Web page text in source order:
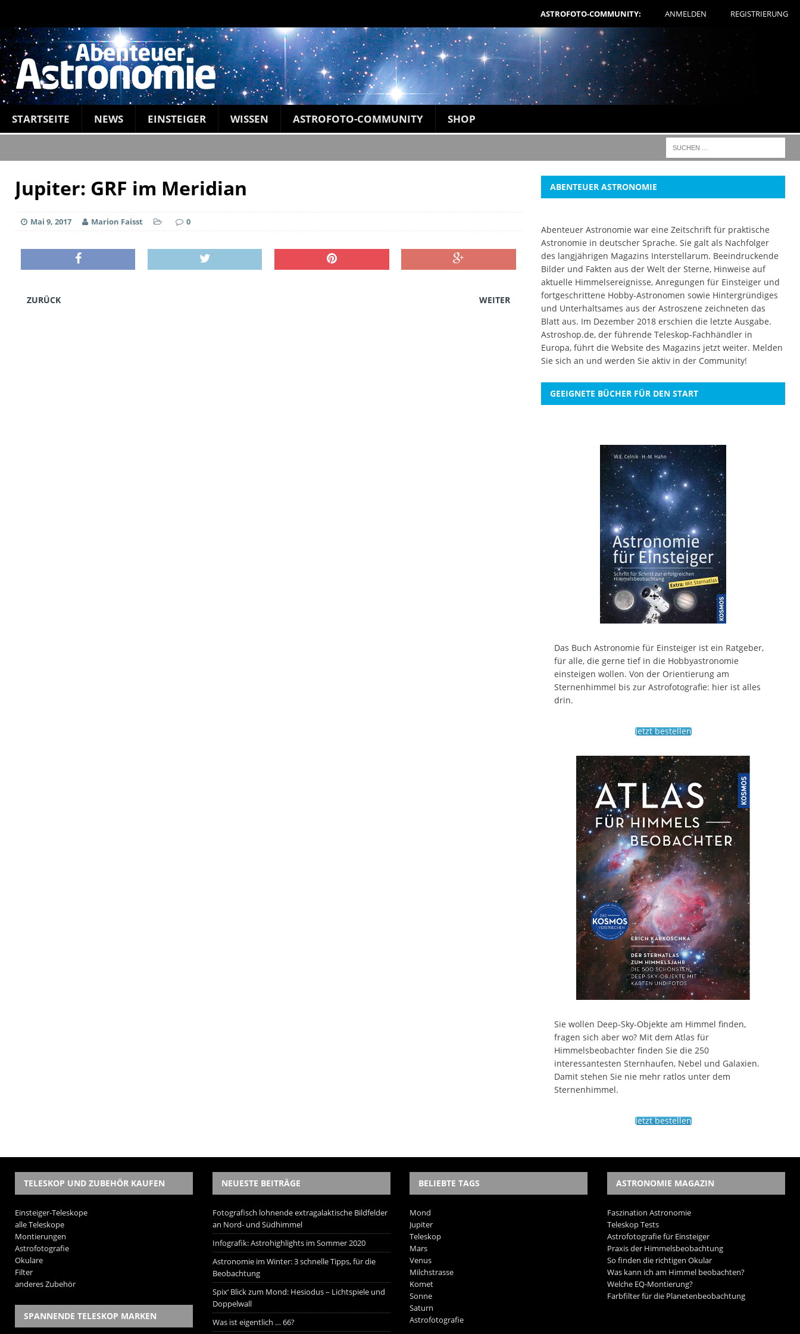
ASTROFOTO-COMMUNITY: ANMELDEN REGISTRIERUNG
STARTSEITE NEWS EINSTEIGER WISSEN ASTROFOTO-COMMUNITY SHOP
Jupiter: GRF im Meridian
Mai 9, 2017 Marion Faisst 0
ZURÜCK WEITER
ABENTEUER ASTRONOMIE
Abenteuer Astronomie war eine Zeitschrift für praktische
Astronomie in deutscher Sprache. Sie galt als Nachfolger
des langjährigen Magazins Interstellarum. Beeindruckende
Bilder und Fakten aus der Welt der Sterne, Hinweise auf
aktuelle Himmelsereignisse, Anregungen für Einsteiger und
fortgeschrittene Hobby-Astronomen sowie Hintergründiges
und Unterhaltsames aus der Astroszene zeichneten das
Blatt aus. Im Dezember 2018 erschien die letzte Ausgabe.
Astroshop.de, der führende Teleskop-Fachhändler in
Europa, führt die Website des Magazins jetzt weiter. Melden
Sie sich an und werden Sie aktiv in der Community!
GEEIGNETE BÜCHER FÜR DEN START
Das Buch Astronomie für Einsteiger ist ein Ratgeber,
für alle, die gerne tief in die Hobbyastronomie
einsteigen wollen. Von der Orientierung am
Sternenhimmel bis zur Astrofotografie: hier ist alles
drin.
Jetzt bestellen
Sie wollen Deep-Sky-Objekte am Himmel finden,
fragen sich aber wo? Mit dem Atlas für
Himmelsbeobachter finden Sie die 250
interessantesten Sternhaufen, Nebel und Galaxien.
Damit stehen Sie nie mehr ratlos unter dem
Sternenhimmel.
Jetzt bestellen
TELESKOP UND ZUBEHÖR KAUFEN
Einsteiger-Teleskope
alle Teleskope
Montierungen
Astrofotografie
Okulare
Filter
anderes Zubehör
SPANNENDE TELESKOP MARKEN
NEUESTE BEITRÄGE
Fotografisch lohnende extragalaktische Bildfelder
an Nord- und Südhimmel
Infografik: Astrohighlights im Sommer 2020
Astronomie im Winter: 3 schnelle Tipps, für die
Beobachtung
Spix‘ Blick zum Mond: Hesiodus – Lichtspiele und
Doppelwall
Was ist eigentlich … 66?
BELIEBTE TAGS
Mond
Jupiter
Teleskop
Mars
Venus
Milchstrasse
Komet
Sonne
Saturn
Astrofotografie
ASTRONOMIE MAGAZIN
Faszination Astronomie
Teleskop Tests
Astrofotografie für Einsteiger
Praxis der Himmelsbeobachtung
So finden die richtigen Okular
Was kann ich am Himmel beobachten?
Welche EQ-Montierung?
Farbfilter für die Planetenbeobachtung